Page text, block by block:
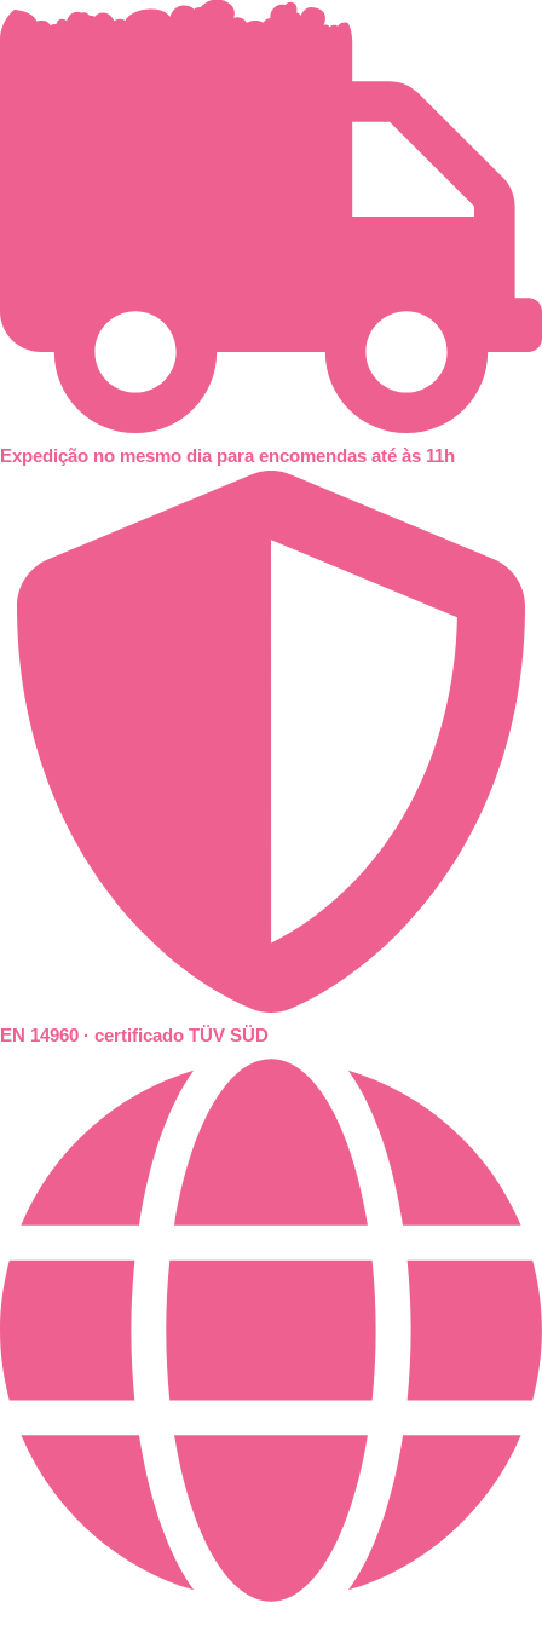
Skip
to
Expedição no mesmo dia para encomendas até às 11h
EN 14960 · certificado TÜV SÜD
Expedição no mesmo dia para encomendas até às 11h